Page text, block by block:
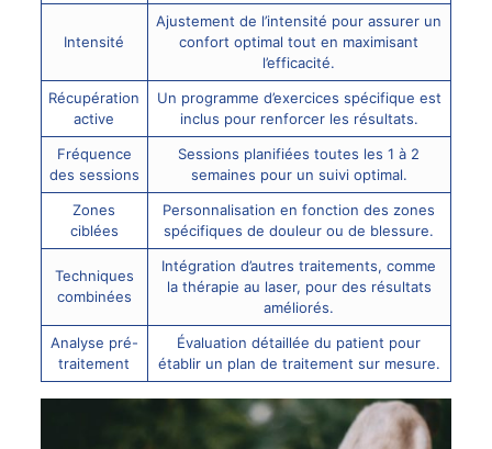
Intensité
Ajustement de l’intensité pour assurer un
confort optimal tout en maximisant
l’efficacité.
Récupération
active
Un programme d’exercices spécifique est
inclus pour renforcer les résultats.
Fréquence
des sessions
Sessions planifiées toutes les 1 à 2
semaines pour un suivi optimal.
Zones
ciblées
Personnalisation en fonction des zones
spécifiques de douleur ou de blessure.
Techniques
combinées
Intégration d’autres traitements, comme
la thérapie au laser, pour des résultats
améliorés.
Analyse pré-
traitement
Évaluation détaillée du patient pour
établir un plan de traitement sur mesure.